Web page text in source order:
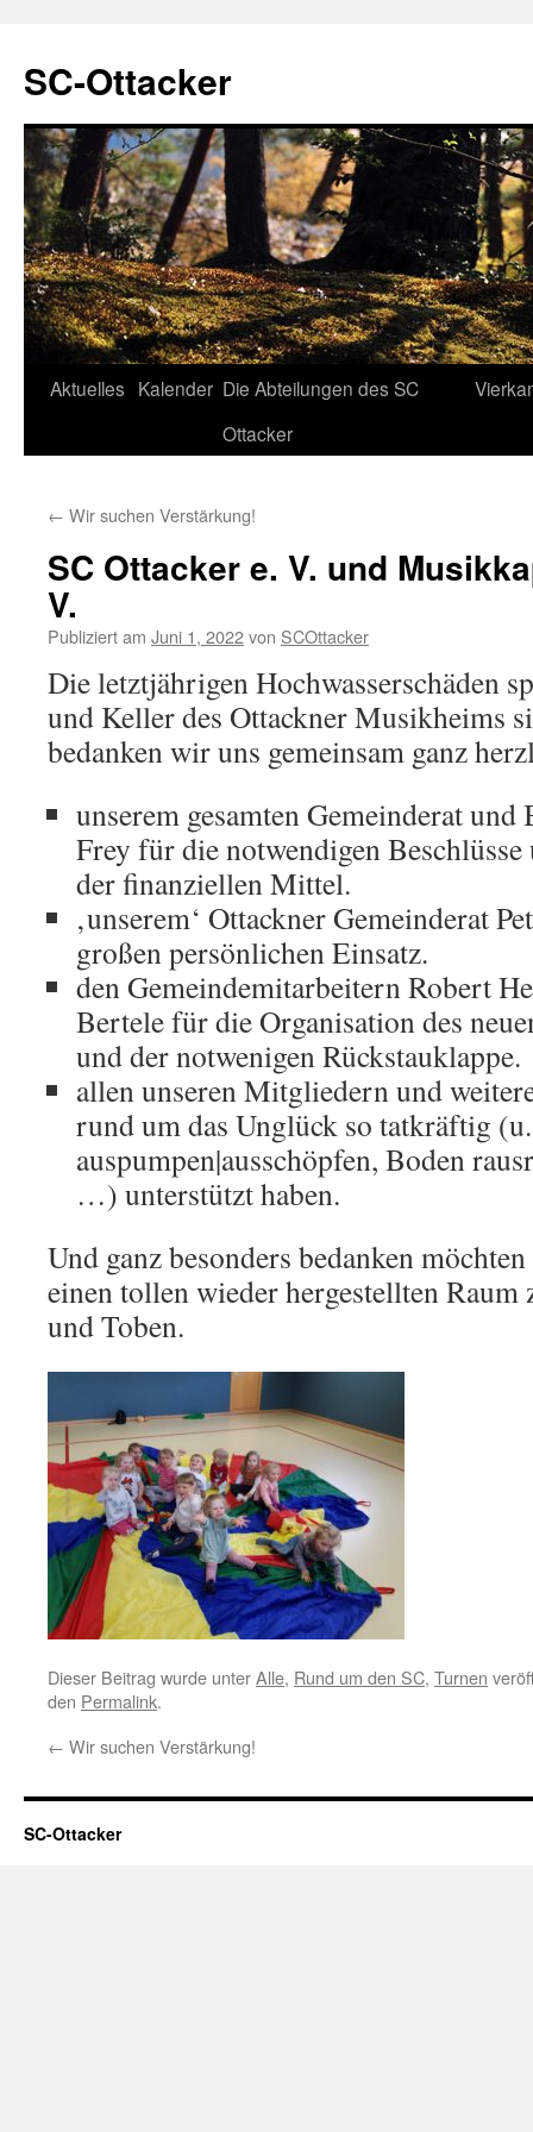
SC-Ottacker
Zum
Aktuelles Kalender Die Abteilungen des SC
Ottacker
← Wir suchen Verstärkung!
SC Ottacker e. V. und
V.
Publiziert am Juni 1, 2022von SCOttacker
Die letztjährigen Hochwasserschäden
und Keller des Ottackner Musikheims
bedanken wir uns gemeinsam ganz
unserem gesamten Gemeinderat
Frey für die notwendigen
der finanziellen Mittel.
‚unserem‘ Ottackner Gemeinderat
großen persönlichen Einsatz.
den Gemeindemitarbeitern Robert
Bertele für die Organisation des
und der notwenigen Rückstauklappe.
allen unseren Mitgliedern und
rund um das Unglück so tatkräftig
auspumpen|ausschöpfen, Boden
…) unterstützt haben.
Und ganz besonders bedanken
einen tollen wieder hergestellten Raum
und Toben.
Dieser Beitrag wurde unterAlle, Rund um den SC, Turnen
den Permalink.
← Wir suchen Verstärkung!
SC-Ottacker